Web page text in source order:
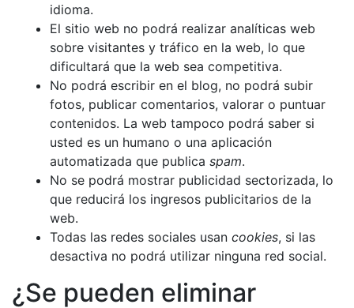
idioma.
El sitio web no podrá realizar analíticas web
sobre visitantes y tráfico en la web, lo que
dificultará que la web sea competitiva.
No podrá escribir en el blog, no podrá subir
fotos, publicar comentarios, valorar o puntuar
contenidos. La web tampoco podrá saber si
usted es un humano o una aplicación
automatizada que publica spam.
No se podrá mostrar publicidad sectorizada, lo
que reducirá los ingresos publicitarios de la
web.
Todas las redes sociales usan cookies, si las
desactiva no podrá utilizar ninguna red social.
¿Se pueden eliminar